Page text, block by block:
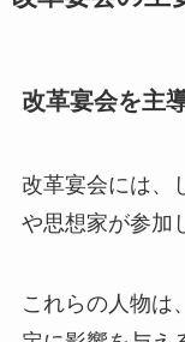
改革宴会を主
改革宴会には、
や思想家が参加
これらの人物は